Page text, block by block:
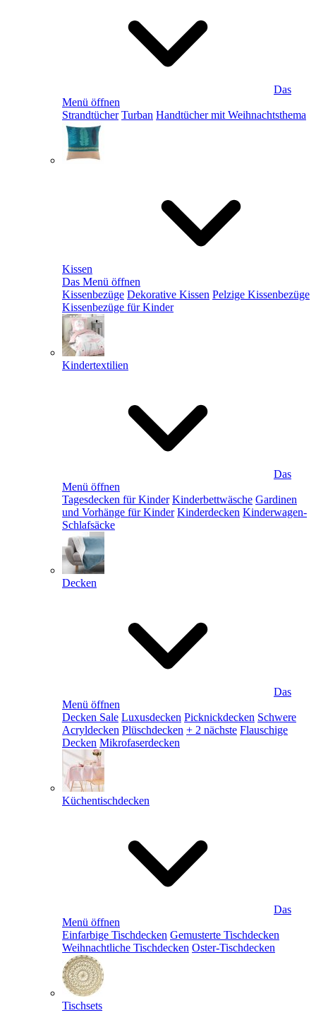
Das
Menü öffnen
Strandtücher Turban Handtücher mit Weihnachtsthema
Kissen
Das Menü öffnen
Kissenbezüge Dekorative Kissen Pelzige Kissenbezüge
Kissenbezüge für Kinder
Kindertextilien
Das
Menü öffnen
Tagesdecken für Kinder Kinderbettwäsche Gardinen
und Vorhänge für Kinder Kinderdecken Kinderwagen-
Schlafsäcke
Decken
Das
Menü öffnen
Decken Sale Luxusdecken Picknickdecken Schwere
Acryldecken Plüschdecken + 2 nächste Flauschige
Decken Mikrofaserdecken
Küchentischdecken
Das
Menü öffnen
Einfarbige Tischdecken Gemusterte Tischdecken
Weihnachtliche Tischdecken Oster-Tischdecken
Tischsets